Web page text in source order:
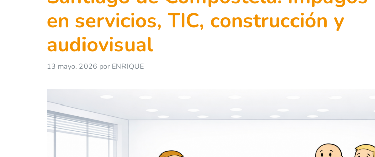
en servicios, TIC, construcción y
audiovisual
13 mayo, 2026 por ENRIQUE